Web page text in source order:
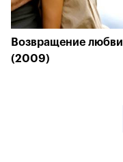
Возвращение любви
(2009)